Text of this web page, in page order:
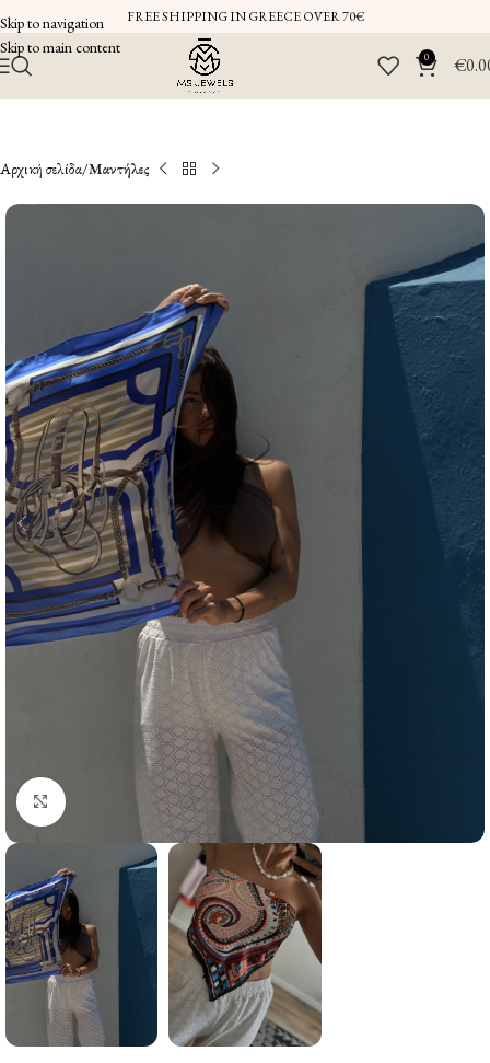
Skip to navigation
Skip to main content
FREE SHIPPING IN GREECE OVER 70€
0 €
Αρχική σελίδα Μαντήλες
Click to enlarge